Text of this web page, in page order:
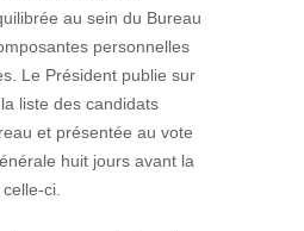
au sein du Bureau
personnelles
Le Président publie sur
liste des candidats
et présentée au vote
huit jours avant la
ci.